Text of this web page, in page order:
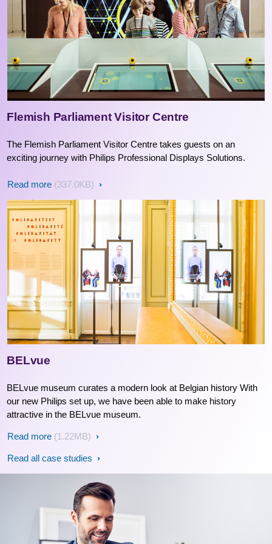
Flemish Parliament Visitor Centre
The Flemish Parliament Visitor Centre takes guests on an
exciting journey with Philips Professional Displays Solutions.
Read more (337.0KB)
BELvue
BELvue museum curates a modern look at Belgian history With
our new Philips set up, we have been able to make history
attractive in the BELvue museum.
Read more (1.22MB)
Read all case studies